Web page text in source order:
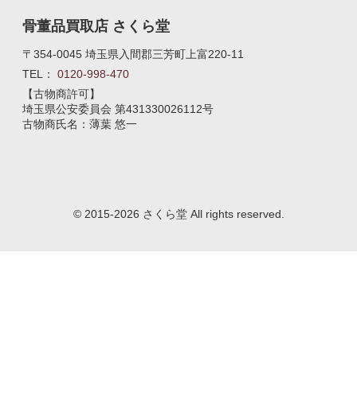
骨董品買取店 さくら堂
〒354-0045 埼玉県入間郡三芳町上富220-11
TEL： 0120-998-470
【古物商許可】
埼玉県公安委員会 第431330026112号
古物商氏名：薄葉 悠一
© 2015-2026 さくら堂 All rights reserved.